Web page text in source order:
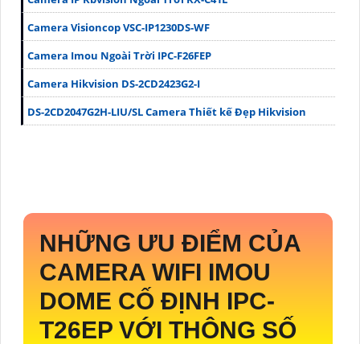
Camera Visioncop VSC-IP1230DS-WF
Camera Imou Ngoài Trời IPC-F26FEP
Camera Hikvision DS-2CD2423G2-I
DS-2CD2047G2H-LIU/SL Camera Thiết kế Đẹp Hikvision
NHỮNG ƯU ĐIỂM CỦA
CAMERA WIFI IMOU
DOME CỐ ĐỊNH IPC-
T26EP VỚI THÔNG SỐ